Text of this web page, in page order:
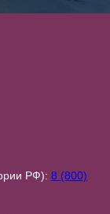
РФ): 8 (800)